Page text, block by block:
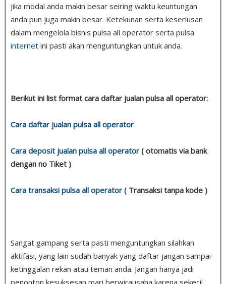
jika modal anda makin besar seiring waktu keuntungan
anda pun juga makin besar. Ketekunan serta keseriusan
dalam mengelola bisnis pulsa all operator serta pulsa
internet ini pasti akan menguntungkan untuk anda.
Berikut ini list format cara daftar jualan pulsa all operator:
Cara daftar jualan pulsa all operator
Cara deposit jualan pulsa all operator ( otomatis via bank
dengan no Tiket )
Cara transaksi pulsa all operator ( Transaksi tanpa kode )
Sangat gampang serta pasti menguntungkan silahkan
aktifasi, yang lain sudah banyak yang daftar jangan sampai
ketinggalan rekan atau teman anda. Jangan hanya jadi
penonton kesuksesan mari berwirausaha karena sekecil